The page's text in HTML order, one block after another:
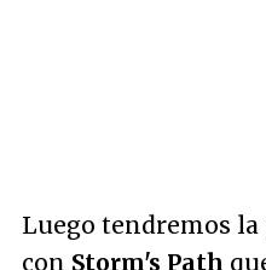
Luego tendremos
con Storm's Path